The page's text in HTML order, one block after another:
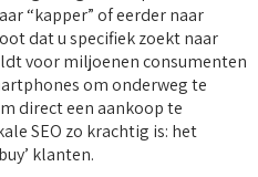
“kapper” of eerder naar
dat u specifiek zoekt naar
voor miljoenen consumenten
om onderweg te
direct een aankoop te
SEO zo krachtig is: het
klanten.